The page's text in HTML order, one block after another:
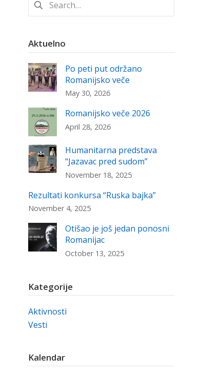
for:
Aktuelno
Po peti put održano
Romanijsko veče
May 30, 2026
Romanijsko veče 2026
April 28, 2026
Humanitarna predstava
“Jazavac pred sudom”
November 18, 2025
Rezultati konkursa “Ruska bajka”
November 4, 2025
Otišao je još jedan ponosni
Romanijac
October 13, 2025
Kategorije
Aktivnosti
Vesti
Kalendar